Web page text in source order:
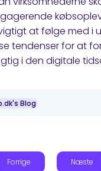
at følge med i
tendenser for at
i den digitale
Blog
Forrige Næste